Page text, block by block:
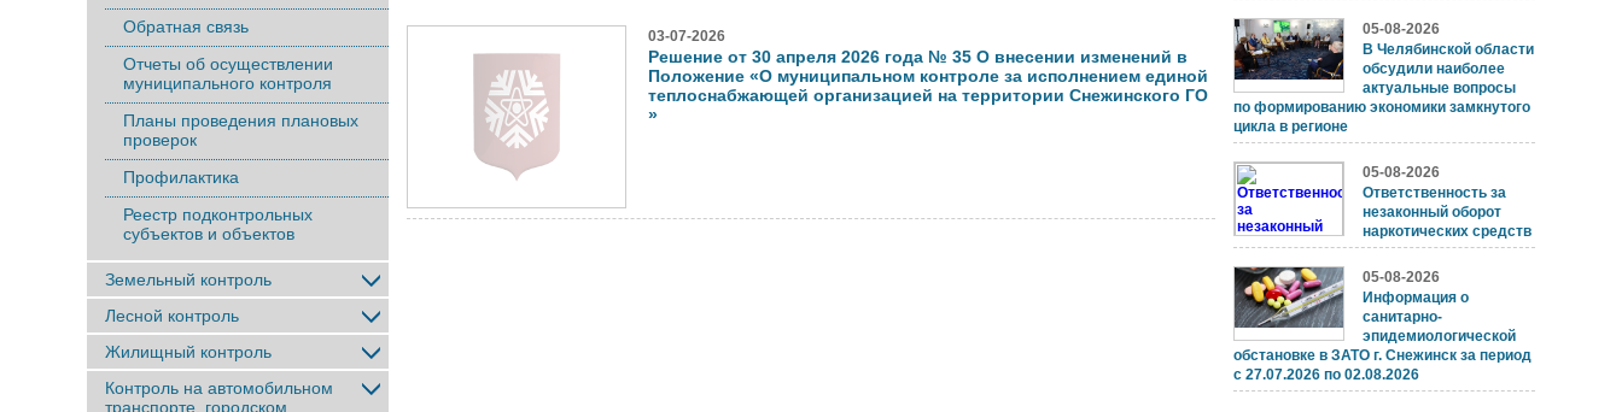
Обратная связь
Отчеты об осуществлении
муниципального контроля
Планы проведения плановых
проверок
Профилактика
Реестр подконтрольных
субъектов и объектов
Земельный контроль
Лесной контроль
Жилищный контроль
Контроль на автомобильном
транспорте, городском
03-07-2026
Решение от 30 апреля 2026 года № 35 О внесении изменений в
Положение «О муниципальном контроле за исполнением единой
теплоснабжающей организацией на территории Снежинского ГО
»
05-08-2026
В Челябинской области
обсудили наиболее
актуальные вопросы
по формированию экономики замкнутого
цикла в регионе
05-08-2026
Ответственность за
незаконный оборот
наркотических средств
05-08-2026
Информация о
санитарно-
эпидемиологической
обстановке в ЗАТО г. Снежинск за период
с 27.07.2026 по 02.08.2026